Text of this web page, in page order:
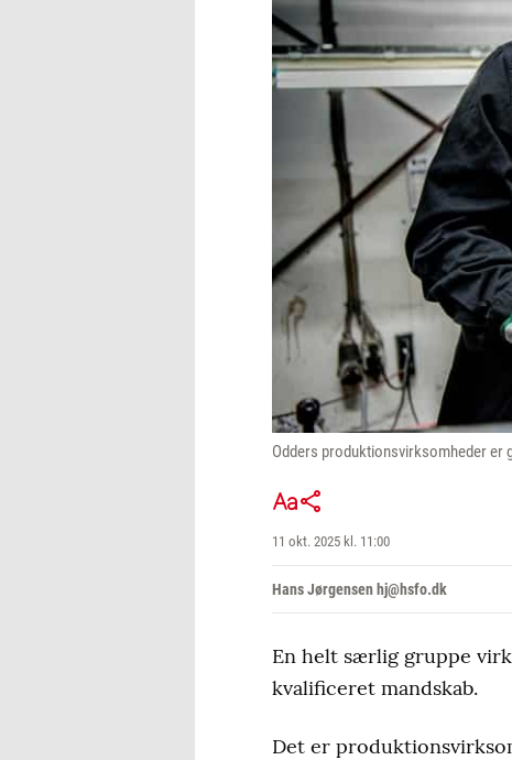
Odders produktionsvirksomheder er
11 okt. 2025 kl. 11:00
Hans Jørgensen hj@hsfo.dk
En helt særlig gruppe
kvalificeret mandskab.
Det er